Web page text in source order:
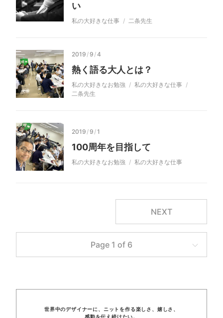
い
私の大好きな仕事 二条先生
2019 /9 /4
熱く語る大人とは？
私の大好きなお勉強
私の大好きな仕事
二条先生
2019 /9 /1
100周年を目指して
私の大好きなお勉強 私の大好きな仕事
Page 1 of 6
NEXT
世界中のデザイナーに、 ニットを作る楽しさ、 嬉しさ、
感動を伝え 続けたい。